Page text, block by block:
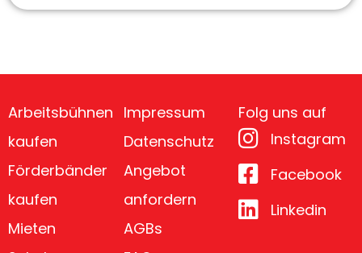
Arbeitsbühnen
kaufen
Förderbänder
kaufen
Mieten
Impressum
Datenschutz
Angebot
anfordern
AGBs
Folg uns auf
Instagram
Facebook
Linkedin